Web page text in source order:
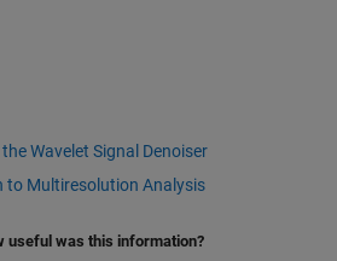
Wavelet Signal Denoiser
to Multiresolution Analysis
useful was this information?